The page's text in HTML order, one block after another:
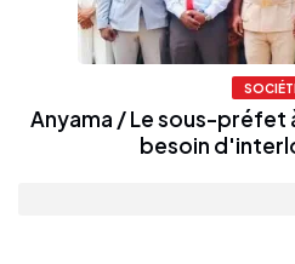
Anyama / Le sous-préfet
besoin